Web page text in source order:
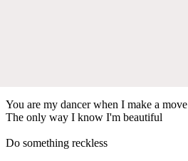
You are my dancer when I make a move
The only way I know I'm beautiful
Do something reckless